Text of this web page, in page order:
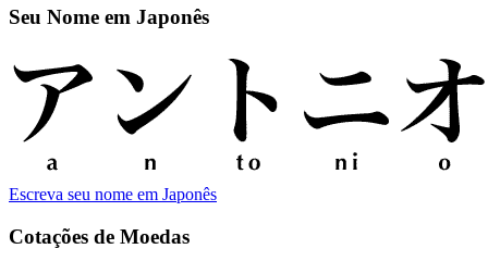
Seu Nome em Japonês
Escreva seu nome em Japonês
Cotações de Moedas